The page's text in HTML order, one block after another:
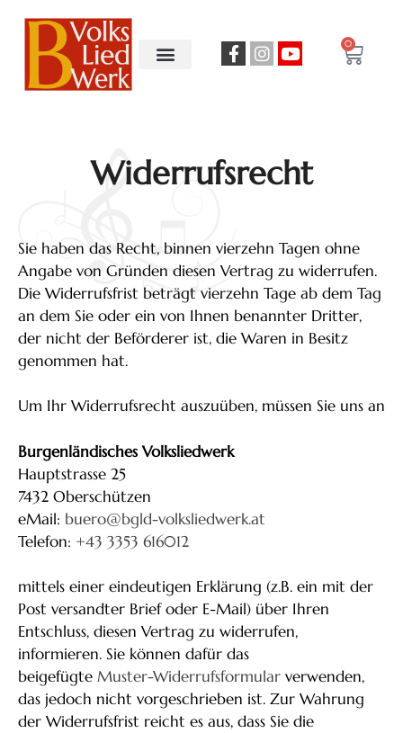
0
Widerrufsrecht
Sie haben das Recht, binnen vierzehn Tagen ohne
Angabe von Gründen diesen Vertrag zu widerrufen.
Die Widerrufsfrist beträgt vierzehn Tage ab dem Tag
an dem Sie oder ein von Ihnen benannter Dritter,
der nicht der Beförderer ist, die Waren in Besitz
genommen hat.
Um Ihr Widerrufsrecht auszuüben, müssen Sie uns an
Burgenländisches Volksliedwerk
Hauptstrasse 25
7432 Oberschützen
eMail: buero@bgld-volksliedwerk.at
Telefon: +43 3353 616012
mittels einer eindeutigen Erklärung (z.B. ein mit der
Post versandter Brief oder E-Mail) über Ihren
Entschluss, diesen Vertrag zu widerrufen,
informieren. Sie können dafür das
beigefügte Muster-Widerrufsformular verwenden,
das jedoch nicht vorgeschrieben ist. Zur Wahrung
der Widerrufsfrist reicht es aus, dass Sie die